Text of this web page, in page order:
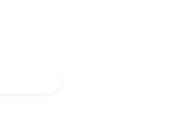
les
de